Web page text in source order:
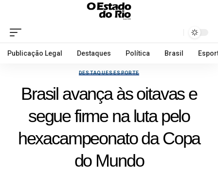
Publicação Legal Destaques Política Brasil
DESTAQUESESPORTE
Brasil avança às oitavas e
segue firme na luta pelo
hexacampeonato da Copa
do Mundo